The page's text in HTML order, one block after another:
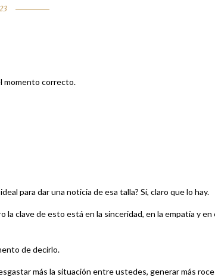
momento correcto.
para dar una noticia de esa talla? Sí, claro que lo hay.
la clave de esto está en la sinceridad, en la empatía y en
de decirlo.
más la situación entre ustedes, generar más